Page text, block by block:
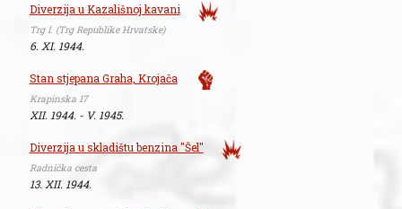
Diverzija u Kazališnoj kavani
Trg I. (Trg Republike Hrvatske)
6. XI. 1944.
Stan stjepana Graha, Krojača
Krapinska 17
XII. 1944. - V. 1945.
Diverzija u skladištu benzina "Šel"
Radnička cesta
13. XII. 1944.